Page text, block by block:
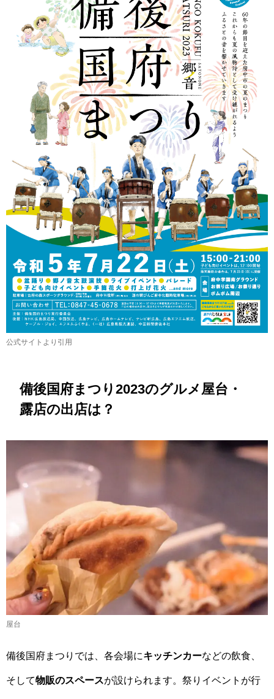
公式サイトより引用
備後国府まつり2023のグルメ屋台・
露店の出店は？
屋台
備後国府まつりでは、各会場にキッチンカーなどの飲食、
そして物販のスペースが設けられます。祭りイベントが行